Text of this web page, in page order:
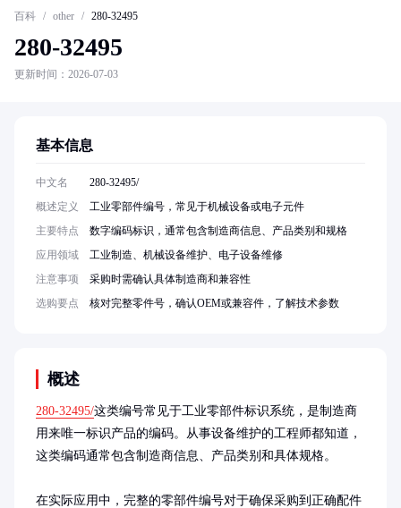
百科 / other / 280-32495
280-32495
更新时间：2026-07-03
概述
280-32495/这类编号常见于工业零部件标识系统，是制造商
用来唯一标识产品的编码。从事设备维护的工程师都知道，
这类编码通常包含制造商信息、产品类别和具体规格。
在实际应用中，完整的零部件编号对于确保采购到正确配件
基本信息
中文名
280-32495/
概述定义
工业零部件编号，常见于机械设备或电子元件
主要特点
数字编码标识，通常包含制造商信息、产品类别和规格
应用领域
工业制造、机械设备维护、电子设备维修
注意事项
采购时需确认具体制造商和兼容性
选购要点
核对完整零件号，确认OEM或兼容件，了解技术参数